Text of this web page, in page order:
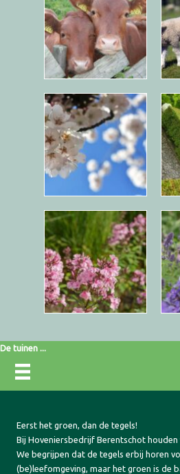
De tuinen ...
Eerst het groen, dan de tegels!
Bij Hoveniersbedrijf Berentschot houden
We begrijpen dat de tegels erbij horen
(be)leefomgeving, maar het groen is de